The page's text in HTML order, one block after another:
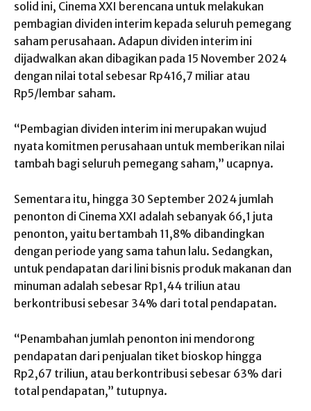
solid ini, Cinema XXI berencana untuk melakukan
pembagian dividen interim kepada seluruh pemegang
saham perusahaan. Adapun dividen interim ini
dijadwalkan akan dibagikan pada 15 November 2024
dengan nilai total sebesar Rp416,7 miliar atau
Rp5/lembar saham.
“Pembagian dividen interim ini merupakan wujud
nyata komitmen perusahaan untuk memberikan nilai
tambah bagi seluruh pemegang saham,” ucapnya.
Sementara itu, hingga 30 September 2024 jumlah
penonton di Cinema XXI adalah sebanyak 66,1 juta
penonton, yaitu bertambah 11,8% dibandingkan
dengan periode yang sama tahun lalu. Sedangkan,
untuk pendapatan dari lini bisnis produk makanan dan
minuman adalah sebesar Rp1,44 triliun atau
berkontribusi sebesar 34% dari total pendapatan.
“Penambahan jumlah penonton ini mendorong
pendapatan dari penjualan tiket bioskop hingga
Rp2,67 triliun, atau berkontribusi sebesar 63% dari
total pendapatan,” tutupnya.